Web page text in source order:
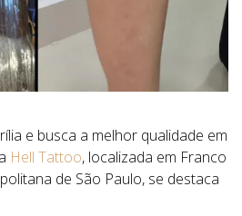
e busca a melhor qualidade em
Hell Tattoo, localizada em Franco
de São Paulo, se destaca